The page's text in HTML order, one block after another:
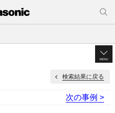
MENU
検索結果に戻る
次の事例 >